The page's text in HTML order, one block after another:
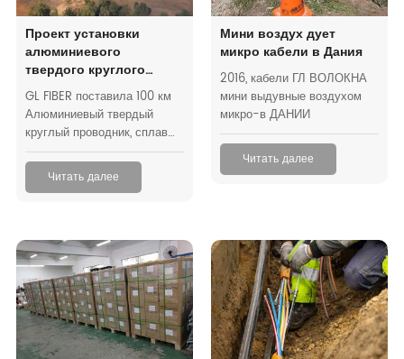
Проект установки
алюминиевого
твердого круглого
проводника 100 км
GL FIBER поставила 100 км
Алюминиевый твердый
круглый проводник, сплав
1350-O, согласно ASTM
B609 и в соответствии с IEC
62305 и IEC 62561 в United
Читать далее
Мини воздух дует
микро кабели в Дания
2016, кабели ГЛ ВОЛОКНА
мини выдувные воздухом
микро-в ДАНИИ
Читать далее